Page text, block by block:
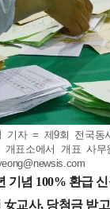
기자 = 제9회 전국동
개표소에서 개표 사